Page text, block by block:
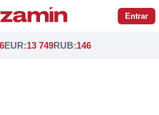
Entrar
EUR:13 749RUB:146